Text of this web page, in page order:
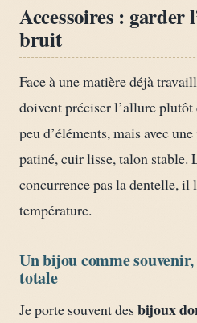
Accessoires : garder
bruit
Face à une matière déjà
doivent préciser l’allure plutôt
peu d’éléments, mais avec
patiné, cuir lisse, talon stable.
concurrence pas la dentelle, il
température.
Un bijou comme
totale
Je porte souvent desbijoux